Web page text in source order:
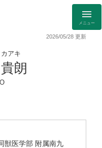
メニュー
2026/05/28 更新
アキ
朗
獣医学部 附属南九